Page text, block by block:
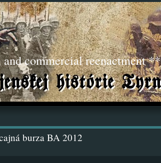
commercial reenactment **
burza BA 2012